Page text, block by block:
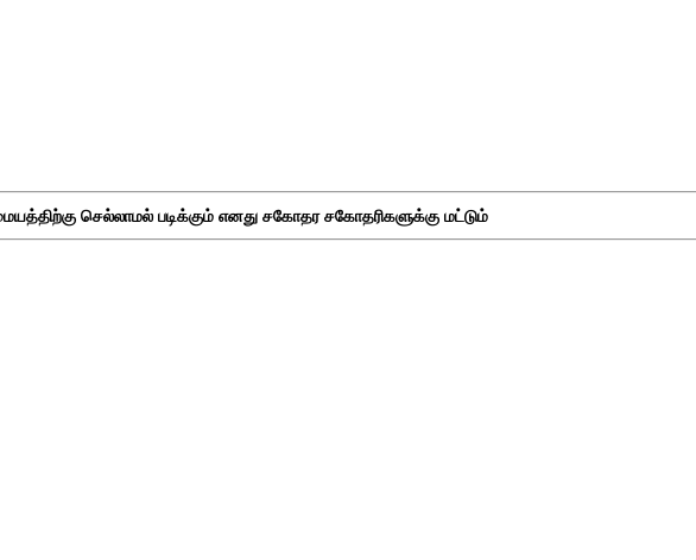
செல்லாமல் படிக்கும் எனது சகோதர சகோதரிகளுக்கு மட்டும்